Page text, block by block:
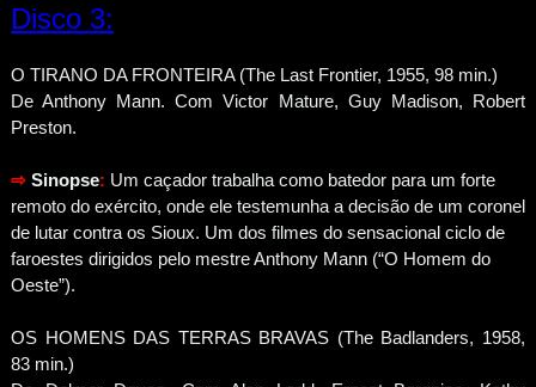
Disco 3:
O TIRANO DA FRONTEIRA (The Last Frontier, 1955, 98 min.)
De Anthony Mann. Com Victor Mature, Guy Madison, Robert
Preston.
⇨ Sinopse: Um caçador trabalha como batedor para um forte
remoto do exército, onde ele testemunha a decisão de um coronel
de lutar contra os Sioux. Um dos filmes do sensacional ciclo de
faroestes dirigidos pelo mestre Anthony Mann (“O Homem do
Oeste”).
OS HOMENS DAS TERRAS BRAVAS (The Badlanders, 1958,
83 min.)